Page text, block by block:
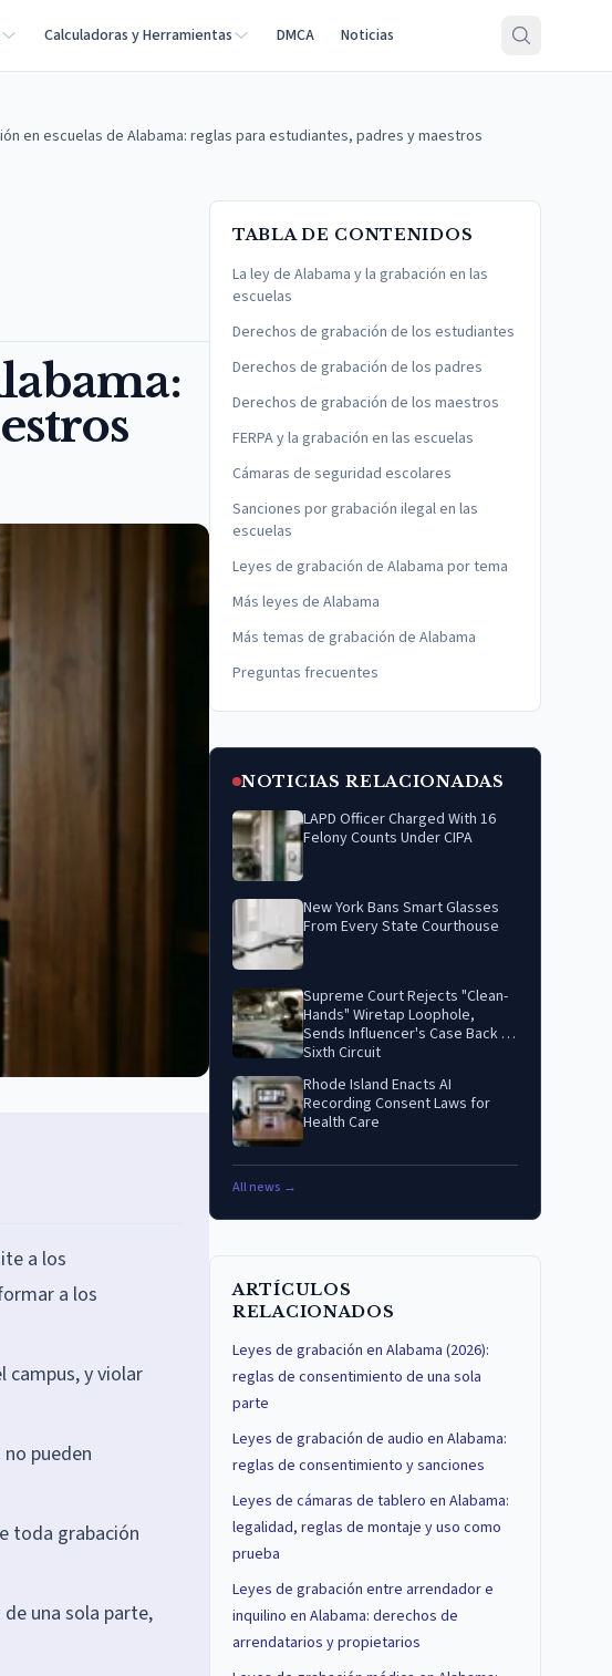
Calculadoras y Herramientas DMCA Noticias
en escuelas de Alabama: reglas para estudiantes, padres y maestros
a los
a los
campus, y violar
pueden
toda grabación
una sola parte,
TABLA DE CONTENIDOS
La ley de Alabama y la grabación en las
escuelas
Derechos de grabación de los estudiantes
Derechos de grabación de los padres
Derechos de grabación de los maestros
FERPA y la grabación en las escuelas
Cámaras de seguridad escolares
Sanciones por grabación ilegal en las
escuelas
Leyes de grabación de Alabama por tema
Más leyes de Alabama
Más temas de grabación de Alabama
Preguntas frecuentes
NOTICIAS RELACIONADAS
LAPD Officer Charged With 16
Felony Counts Under CIPA
New York Bans Smart Glasses
From Every State Courthouse
Supreme Court Rejects "Clean-
Hands" Wiretap Loophole,
Sends Influencer's Case Back to
Sixth Circuit
Rhode Island Enacts AI
Recording Consent Laws for
Health Care
All news →
ARTÍCULOS
RELACIONADOS
Leyes de grabación en Alabama (2026):
reglas de consentimiento de una sola
parte
Leyes de grabación de audio en Alabama:
reglas de consentimiento y sanciones
Leyes de cámaras de tablero en Alabama:
legalidad, reglas de montaje y uso como
prueba
Leyes de grabación entre arrendador e
inquilino en Alabama: derechos de
arrendatarios y propietarios